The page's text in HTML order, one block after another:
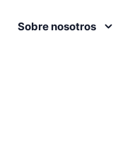
Sobre nosotros